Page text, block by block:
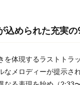
込められた充実の
を体現するラストトラ
なメロディーが提示さ